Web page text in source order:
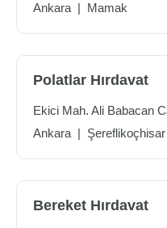
Ankara | Mamak
Polatlar Hırdavat
Ekici Mah. Ali Babacan
Ankara | Şereflikoçhisar
Bereket Hırdavat